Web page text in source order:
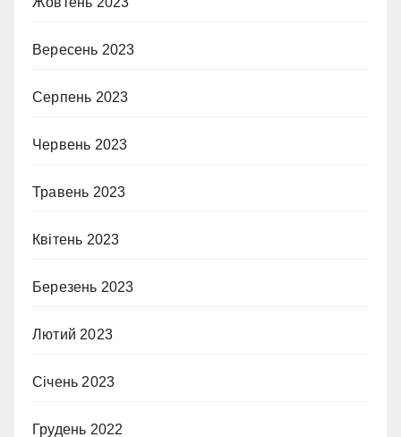
Вересень 2023
Серпень 2023
Червень 2023
Травень 2023
Квітень 2023
Березень 2023
Лютий 2023
Січень 2023
Грудень 2022